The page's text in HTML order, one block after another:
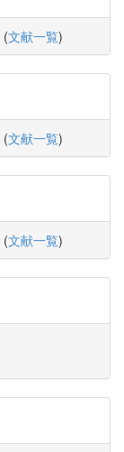
(文献一覧)
(文献一覧)
(文献一覧)